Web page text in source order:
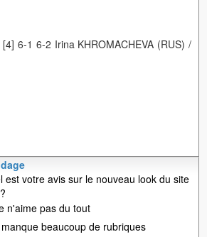
6-1 6-2 Irina KHROMACHEVA (RUS) /
est votre avis sur le nouveau look du site
n'aime pas du tout
beaucoup de rubriques